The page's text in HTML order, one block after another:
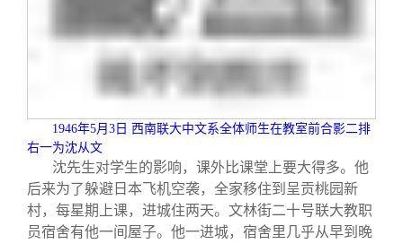
1946年5月 3 日 西南联大中文系全体师生在教室前合影二排
右一为沈从文
沈先生对学生的影响，课外比课堂上要大得多。他
后来为了躲避日本飞机空袭，全家移住到呈贡桃园新
村，每星期上课，进城住两天。文林街二十号联大教职
员宿舍有他一间屋子。他一进城，宿舍里几乎从早到晚